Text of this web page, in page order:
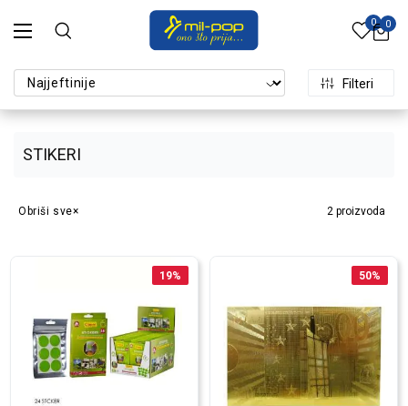
0 0
STIKERI
Filteri
2 proizvoda
Obriši sve
19% 50%